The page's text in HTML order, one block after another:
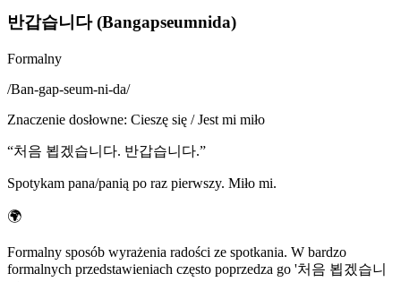
반갑습니다 (Bangapseumnida)
Formalny
/Ban-gap-seum-ni-da/
Znaczenie dosłowne: Cieszę się / Jest mi miło
“처음 뵙겠습니다. 반갑습니다.”
Spotykam pana/panią po raz pierwszy. Miło mi.
🌍
Formalny sposób wyrażenia radości ze spotkania. W bardzo
formalnych przedstawieniach często poprzedza go '처음 뵙겠습니